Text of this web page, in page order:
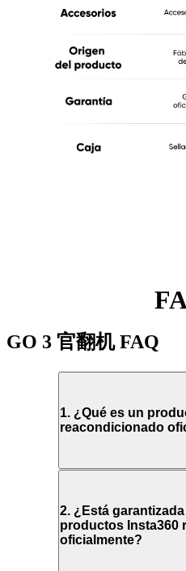
GO 3 官翻机FAQ
1. ¿Qué es un
reacondicionado
2. ¿Está
productos Insta360
oficialmente?